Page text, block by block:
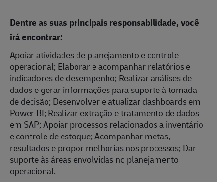
Dentre as suas principais responsabilidade, você
irá encontrar:
Apoiar atividades de planejamento e controle
operacional; Elaborar e acompanhar relatórios e
indicadores de desempenho; Realizar análises de
dados e gerar informações para suporte à tomada
de decisão; Desenvolver e atualizar dashboards em
Power BI; Realizar extração e tratamento de dados
em SAP; Apoiar processos relacionados a inventário
e controle de estoque; Acompanhar metas,
resultados e propor melhorias nos processos; Dar
suporte às áreas envolvidas no planejamento
operacional.